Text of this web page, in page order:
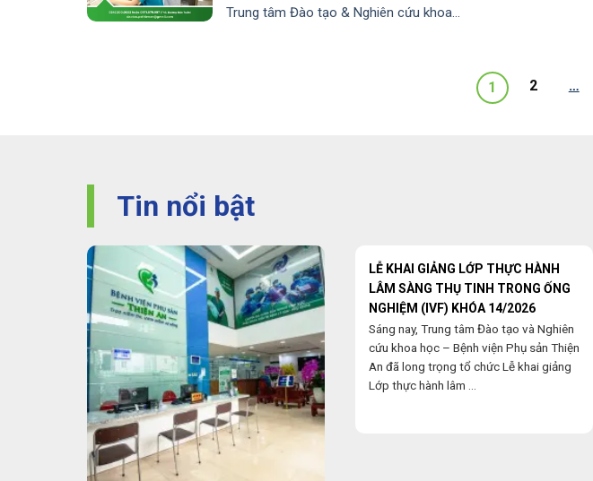
Trung tâm Đào tạo & Nghiên cứu khoa...
1 2 …
Tin nổi bật
LỄ KHAI GIẢNG LỚP THỰC HÀNH
LÂM SÀNG THỤ TINH TRONG ỐNG
NGHIỆM (IVF) KHÓA 14/2026
Sáng nay, Trung tâm Đào tạo và Nghiên
cứu khoa học – Bệnh viện Phụ sản Thiện
An đã long trọng tổ chức Lễ khai giảng
Lớp thực hành lâm ...